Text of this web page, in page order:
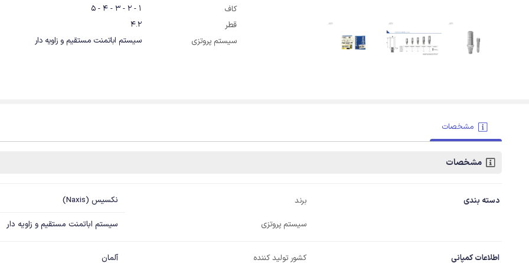
کاف
1 - 2 - 3 - 4 - 5
قطر
4.2
سیستم پروتزی
سیستم اباتمنت مستقیم و زاویه دار
مشخصات
مشخصات
دسته بندی برند نکسیس (Naxis)
سیستم پروتزی سیستم اباتمنت مستقیم و زاویه دار
اطلاعات کمپانی کشور تولید کننده آلمان